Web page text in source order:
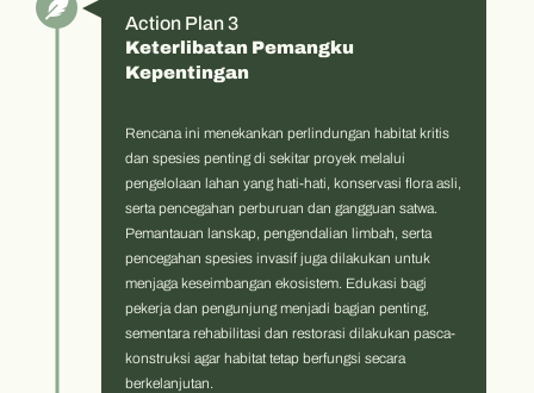
Action Plan 3
Keterlibatan Pemangku
Kepentingan
Rencana ini menekankan perlindungan habitat kritis
dan spesies penting di sekitar proyek melalui
pengelolaan lahan yang hati-hati, konservasi flora asli,
serta pencegahan perburuan dan gangguan satwa.
Pemantauan lanskap, pengendalian limbah, serta
pencegahan spesies invasif juga dilakukan untuk
menjaga keseimbangan ekosistem. Edukasi bagi
pekerja dan pengunjung menjadi bagian penting,
sementara rehabilitasi dan restorasi dilakukan pasca-
konstruksi agar habitat tetap berfungsi secara
berkelanjutan.